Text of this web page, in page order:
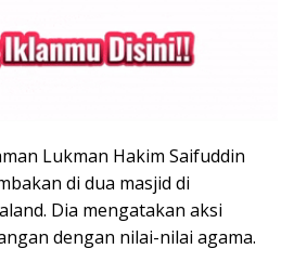
Lukman Hakim Saifuddin
di dua masjid di
Dia mengatakan aksi
dengan nilai-nilai agama.